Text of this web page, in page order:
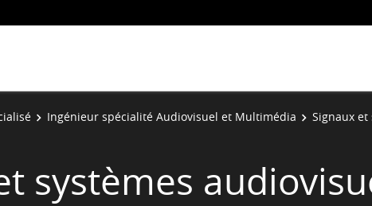
Ingénieur spécialité Audiovisuel et Multimédia Signaux et
systèmes